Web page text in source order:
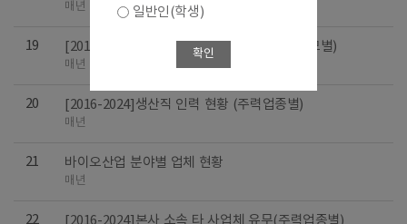
매년
19 [2016-2024]바이오산업 투자 현황(종사자규모별)
매년
20 [2016-2024]생산직 인력 현황 (주력업종별)
매년
21 바이오산업 분야별 업체 현황
매년
22 [2016-2024]본사 소속 타 사업체 유무(주력업종별)
일반인(학생)
확인